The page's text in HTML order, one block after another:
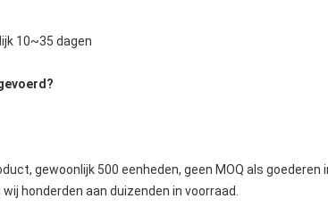
10~35 dagen
gewoonlijk 500 eenheden, geen MOQ als goederen
honderden aan duizenden in voorraad.